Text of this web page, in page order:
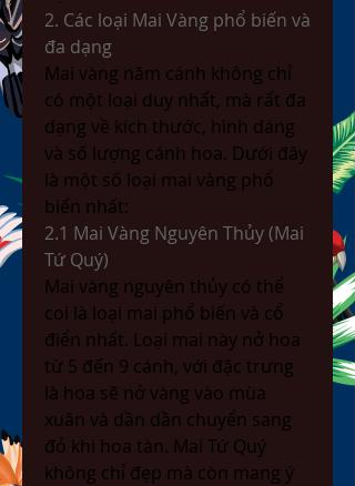
2. Các loại Mai Vàng phổ biến và
đa dạng
Mai vàng năm cánh không chỉ
có một loại duy nhất, mà rất đa
dạng về kích thước, hình dáng
và số lượng cánh hoa. Dưới đây
là một số loại mai vàng phổ
biến nhất:
2.1 Mai Vàng Nguyên Thủy (Mai
Tứ Quý)
Mai vàng nguyên thủy có thể
coi là loại mai phổ biến và cổ
điển nhất. Loại mai này nở hoa
từ 5 đến 9 cánh, với đặc trưng
là hoa sẽ nở vàng vào mùa
xuân và dần dần chuyển sang
đỏ khi hoa tàn. Mai Tứ Quý
không chỉ đẹp mà còn mang ý